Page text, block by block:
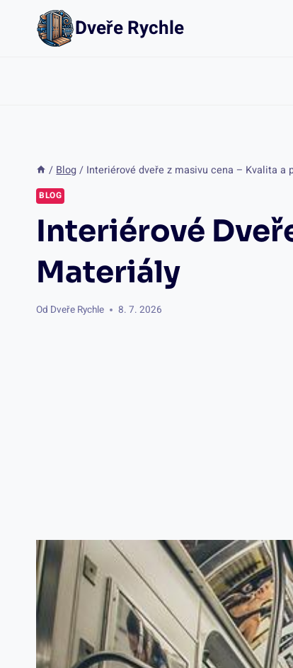
Přeskočit
Dveře Rychle
/ Blog / Interiérové dveře z masivu cena – Kvalita a
BLOG
Interiérové
Materiály
Od Dveře Rychle 8. 7. 2026